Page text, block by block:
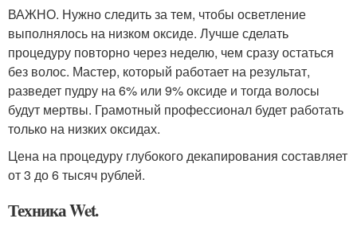
ВАЖНО. Нужно следить за тем, чтобы осветление
выполнялось на низком оксиде. Лучше сделать
процедуру повторно через неделю, чем сразу остаться
без волос. Мастер, который работает на результат,
разведет пудру на 6% или 9% оксиде и тогда волосы
будут мертвы. Грамотный профессионал будет работать
только на низких оксидах.
Цена на процедуру глубокого декапирования составляет
от 3 до 6 тысяч рублей.
Техника Wet.